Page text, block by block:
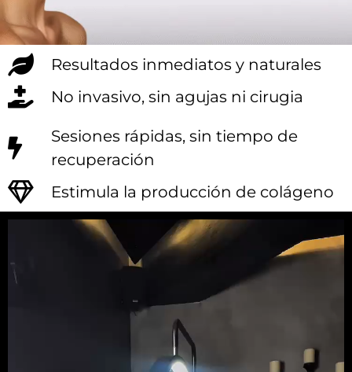
Resultados inmediatos y naturales
No invasivo, sin agujas ni cirugia
Sesiones rápidas, sin tiempo de
recuperación
Estimula la producción de colágeno